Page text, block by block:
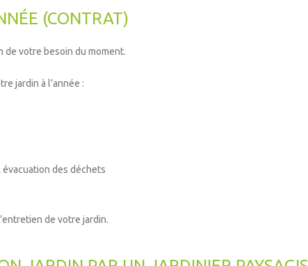
(CONTRAT)
votre besoin du moment.
jardin à l’année :
des déchets
de votre jardin.